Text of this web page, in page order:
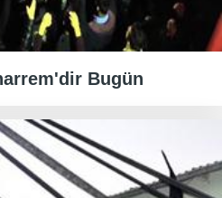
Bugün